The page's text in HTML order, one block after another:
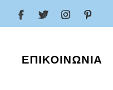
ΕΠΙΚΟΙΝΩΝΊΑ